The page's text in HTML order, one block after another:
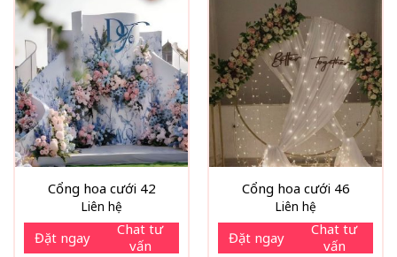
Cổng hoa cưới 42
Liên hệ
Đặt ngay
Chat tư
vấn
Cổng hoa cưới 46
Liên hệ
Đặt ngay
Chat tư
vấn